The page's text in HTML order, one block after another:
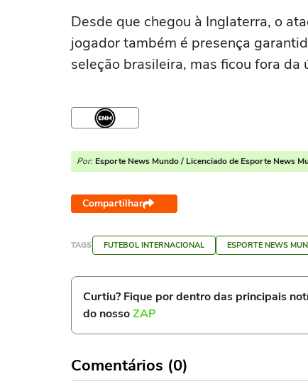
Desde que chegou à Inglaterra, o
jogador também é presença
seleção brasileira, mas ficou fora
Por: Esporte News Mundo / Licenciado de Esporte News
Compartilhar
TAGS FUTEBOL INTERNACIONAL ESPORTE NEWS
Curtiu? Fique por dentro das principais
do nossoZAP
Comentários (0)